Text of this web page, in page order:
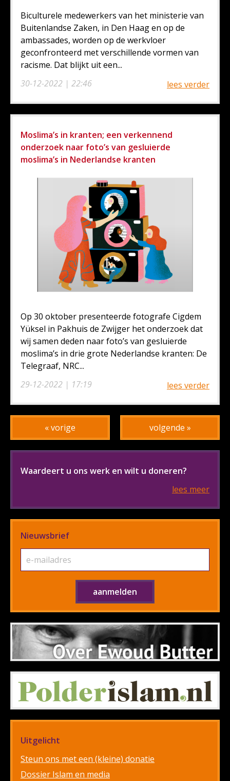
30-12-2022 | 22:46
Biculturele medewerkers van het ministerie van
Buitenlandse Zaken, in Den Haag en op de
ambassades, worden op de werkvloer
geconfronteerd met verschillende vormen van
racisme. Dat blijkt uit een...
lees verder
Moslima’s in kranten; een verkennend
onderzoek naar foto’s van gesluierde
moslima’s in Nederlandse kranten
29-12-2022 | 17:19
Op 30 oktober presenteerde fotografe Cigdem
Yüksel in Pakhuis de Zwijger het onderzoek dat
wij samen deden naar foto’s van gesluierde
moslima’s in drie grote Nederlandse kranten: De
Telegraaf, NRC...
lees verder
« vorige volgende »
Waardeert u ons werk en wilt u doneren?
lees meer
Nieuwsbrief
Uitgelicht
Steun ons met een (kleine) donatie
Dossier Islam en media